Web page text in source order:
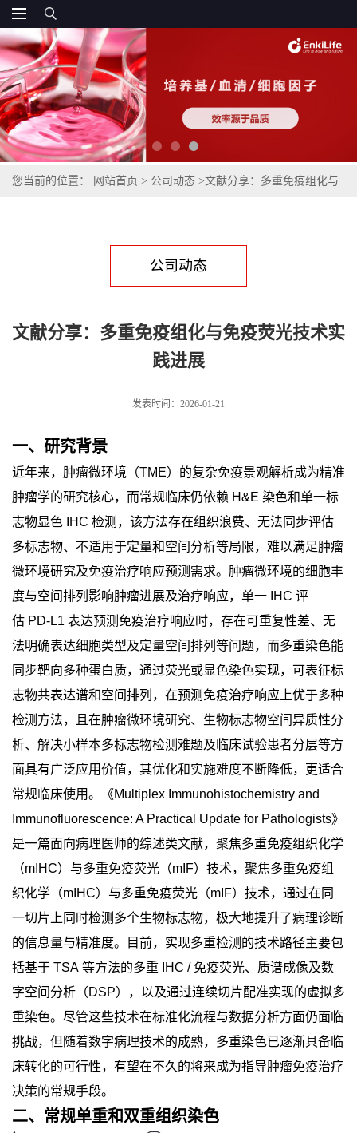
您当前的位置： 网站首页 > 公司动态 >文献分享：多重免疫组化与
公司动态
文献分享：多重免疫组化与免疫荧光技术实
践进展
发表时间：2026-01-21
一、研究背景
近年来，肿瘤微环境（TME）的复杂免疫景观解析成为精准
肿瘤学的研究核心，而常规临床仍依赖 H&E 染色和单一标
志物显色 IHC 检测，该方法存在组织浪费、无法同步评估
多标志物、不适用于定量和空间分析等局限，难以满足肿瘤
微环境研究及免疫治疗响应预测需求。肿瘤微环境的细胞丰
度与空间排列影响肿瘤进展及治疗响应，单一 IHC 评
估 PD-L1 表达预测免疫治疗响应时，存在可重复性差、无
法明确表达细胞类型及定量空间排列等问题，而多重染色能
同步靶向多种蛋白质，通过荧光或显色染色实现，可表征标
志物共表达谱和空间排列，在预测免疫治疗响应上优于多种
检测方法，且在肿瘤微环境研究、生物标志物空间异质性分
析、解决小样本多标志物检测难题及临床试验患者分层等方
面具有广泛应用价值，其优化和实施难度不断降低，更适合
常规临床使用。
《Multiplex Immunohistochemistry and
Immunofluorescence: A Practical Update for Pathologists》
是一篇面向病理医师的综述类文献，聚焦多重免疫组织化学
（mIHC）与多重免疫荧光（mIF）技术，聚焦多重免疫组
织化学（mIHC）与多重免疫荧光（mIF）技术，通过在同
一切片上同时检测多个生物标志物，极大地提升了病理诊断
的信息量与精准度。目前，实现多重检测的技术路径主要包
括基于 TSA 等方法的多重 IHC / 免疫荧光、质谱成像及数
字空间分析（DSP），以及通过连续切片配准实现的虚拟多
重染色。尽管这些技术在标准化流程与数据分析方面仍面临
挑战，但随着数字病理技术的成熟，多重染色已逐渐具备临
床转化的可行性，有望在不久的将来成为指导肿瘤免疫治疗
决策的常规手段。
二、 常规单重和双重组织染色